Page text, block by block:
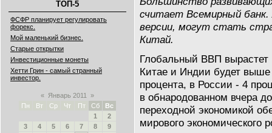
ТОП-5
ФСФР планирует регулировать
форекс.
Мой маленький бизнес.
Старые открытки
Инвестиционные монеты
Хетти Грин - самый странный
инвестор.
« Январь 2011
»
Пн
Вт Ср Чт Пт Сб
Вс
1
2
3
4 5 6 7 8
9
считает Всемирный банк.
версии, могут стать
Китай.
Глобальный ВВП вырастет
Китае и Индии будет
процента, в России - 4
в обнародованном вчера
переходной экономикой
мирового экономического